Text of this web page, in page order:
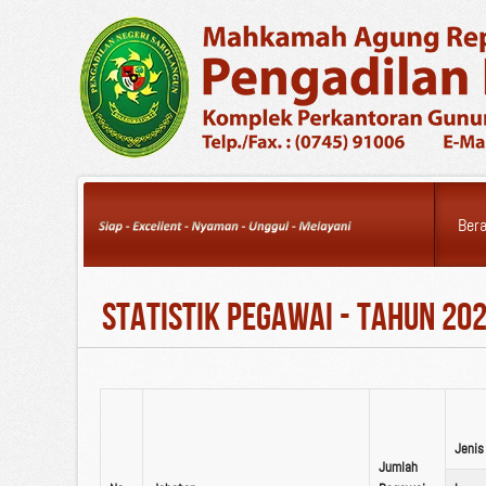
Statistik Pegawai - Tahun
Jumlah